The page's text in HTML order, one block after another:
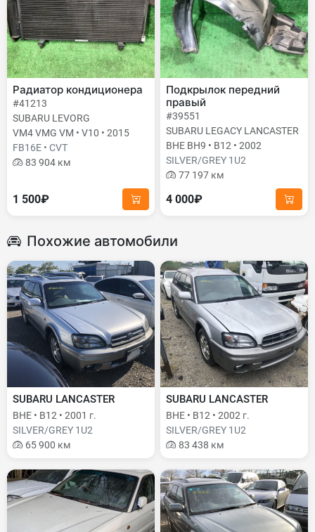
Радиатор кондиционера
#41213
SUBARU LEVORG
VM4 VMG VM • V10 • 2015
FB16E • CVT
83 904 км
1 500₽
Подкрылок передний
правый
#39551
SUBARU LEGACY LANCASTER
BHE BH9 • B12 • 2002
SILVER/GREY 1U2
77 197 км
4 000₽
Похожие автомобили
SUBARU LANCASTER
BHE • B12 • 2001 г.
SILVER/GREY 1U2
65 900 км
SUBARU LANCASTER
BHE • B12 • 2002 г.
SILVER/GREY 1U2
83 438 км